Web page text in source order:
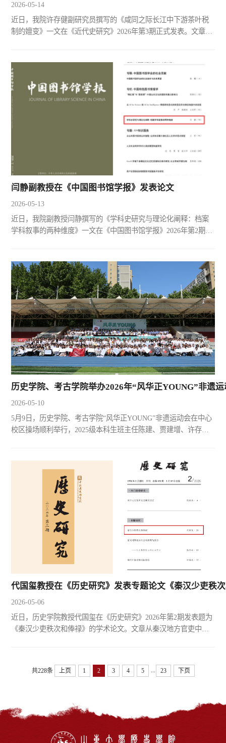
2026-05-14
近日，我院许存健副研究员撰写的《咸同之际长江中下游茶叶税
制的嬗变》一文在《近代史研究》2026年第3期正式发表。文章聚
程，并探究其背后的利益博弈，揭示了传统税制对近代财政转型
的影响。文章指出，咸同之际，在战时财政困窘、地方权力扩张
和条约体系约束的多重压力下，清政府茶税制度出现从流通税向
出产税的...
闫静副教授在《中国图书馆学报》发表论文
2026-05-13
近日，我院副教授闫静撰写的《学科史研究与理论化阐释：档案
学科叙事的两种维度》一文在《中国图书馆学报》2026年第2期正
文章以“学科叙事”为核心概念，从“学科史研究”与“理论化阐释”两
大维度论述二者在塑造学科身份、实现学科认同、建构学术体系
和生成理论话语中的关键作用。文章认为，学科史研究通...
历史学院、考古学院举办2026年“风华正YOUNG”非遗
2026-05-10
5月9日，历史学院、考古学院“风华正YOUNG”非遗运动会在中心
校区操场顺利举行，2025级本科生班主任陈建、贾建增、许存
代国玺教授在《历史研究》发表专题论文《秦汉少吏秩
2026-05-06
近日，历史学院教授代国玺在《历史研究》2026年第2期发表题为
《秦汉少吏秩次和俸禄》的学术论文。文章从秦汉地方官吏中的
入探讨秦汉少吏秩俸改革的动因及其历史意义。文章指出，秦代
确立的少吏秩俸制度在汉文帝至光武帝期间经历了六次频繁调
共228条 上页 1 2 3 4 5 ... 23 下页